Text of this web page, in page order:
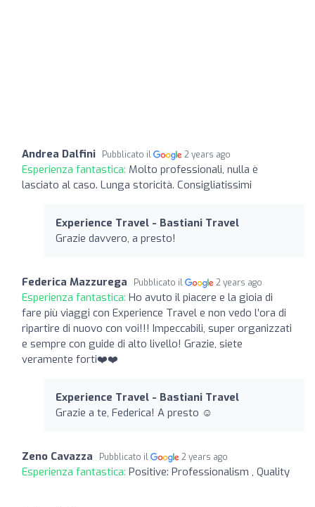
Andrea Dalfini Pubblicato il 2 years ago
Esperienza fantastica: Molto professionali, nulla è
lasciato al caso. Lunga storicità. Consigliatissimi
Experience Travel - Bastiani Travel
Grazie davvero, a presto!
Federica Mazzurega Pubblicato il 2 years ago
Esperienza fantastica: Ho avuto il piacere e la gioia di
fare più viaggi con Experience Travel e non vedo l’ora di
ripartire di nuovo con voi!!! Impeccabili, super organizzati
e sempre con guide di alto livello! Grazie, siete
veramente forti❤️❤️
Experience Travel - Bastiani Travel
Grazie a te, Federica! A presto ☺️
Zeno Cavazza Pubblicato il 2 years ago
Esperienza fantastica: Positive: Professionalism , Quality